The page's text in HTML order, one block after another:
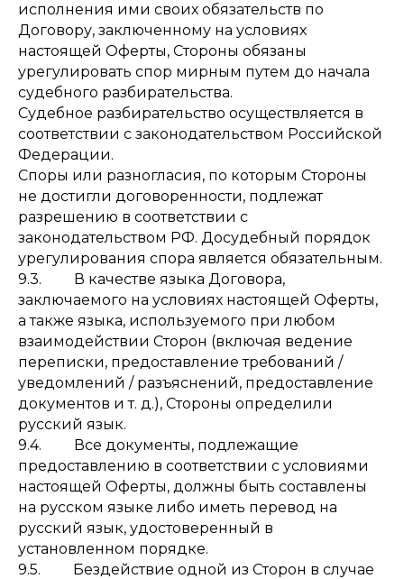
исполнения ими своих обязательств по
Договору, заключенному на условиях
настоящей Оферты, Стороны обязаны
урегулировать спор мирным путем до начала
судебного разбирательства.
Судебное разбирательство осуществляется в
соответствии с законодательством Российской
Федерации.
Споры или разногласия, по которым Стороны
не достигли договоренности, подлежат
разрешению в соответствии с
законодательством РФ. Досудебный порядок
урегулирования спора является обязательным.
9.3. В качестве языка Договора,
заключаемого на условиях настоящей Оферты,
а также языка, используемого при любом
взаимодействии Сторон (включая ведение
переписки, предоставление требований /
уведомлений / разъяснений, предоставление
документов и т. д.), Стороны определили
русский язык.
9.4. Все документы, подлежащие
предоставлению в соответствии с условиями
настоящей Оферты, должны быть составлены
на русском языке либо иметь перевод на
русский язык, удостоверенный в
установленном порядке.
9.5. Бездействие одной из Сторон в случае